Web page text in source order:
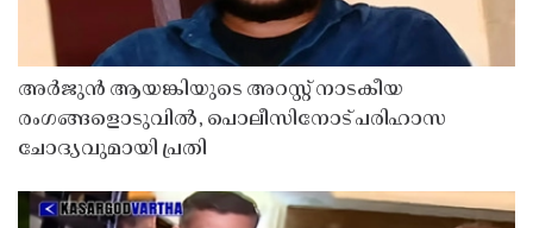
അർജുൻ ആയങ്കിയുടെ അറസ്റ്റ് നാടകീയ
രംഗങ്ങളൊടുവിൽ, പൊലീസിനോട് പരിഹാസ
ചോദ്യവുമായി പ്രതി